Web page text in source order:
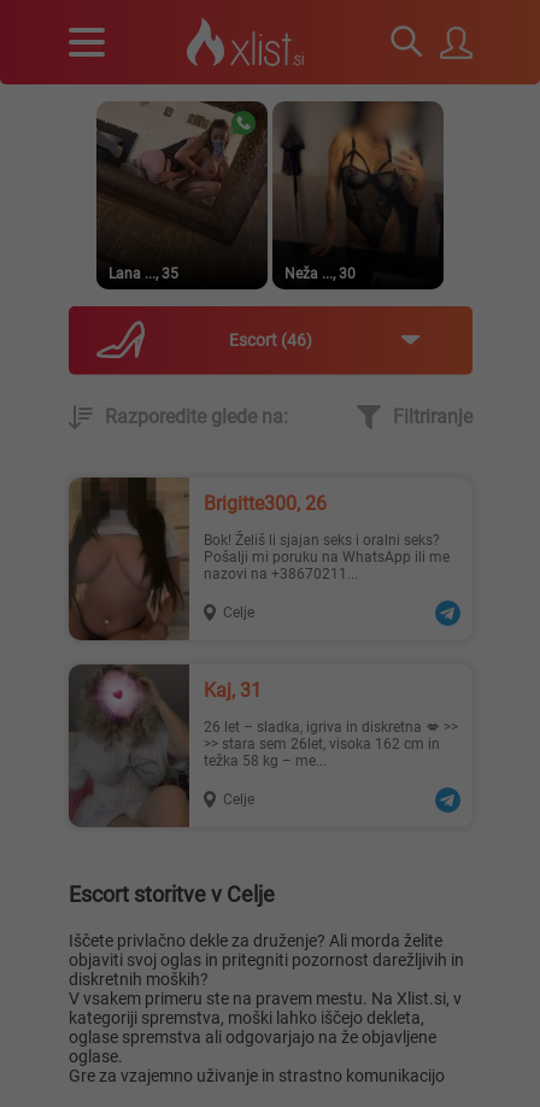
Lana ..., 35 Neža ..., 30
Emcii, 27 Chelsea, 23
Escort 46
Razporedite glede na: Filtriranje
Brigitte300, 26
Bok! Želiš li sjajan seks i oralni seks?
Pošalji mi poruku na WhatsApp ili me
nazovi na +38670211...
Celje
Kaj, 31
26 let – sladka, igriva in diskretna 💋 >>
>> stara sem 26let, visoka 162 cm in
težka 58 kg – me...
Celje
Escort storitve v Celje
Iščete privlačno dekle za druženje? Ali morda želite
objaviti svoj oglas in pritegniti pozornost darežljivih in
diskretnih moških?
V vsakem primeru ste na pravem mestu. Na Xlist.si, v
kategoriji spremstva, moški lahko iščejo dekleta,
oglase spremstva ali odgovarjajo na že objavljene
oglase.
Gre za vzajemno uživanje in strastno komunikacijo